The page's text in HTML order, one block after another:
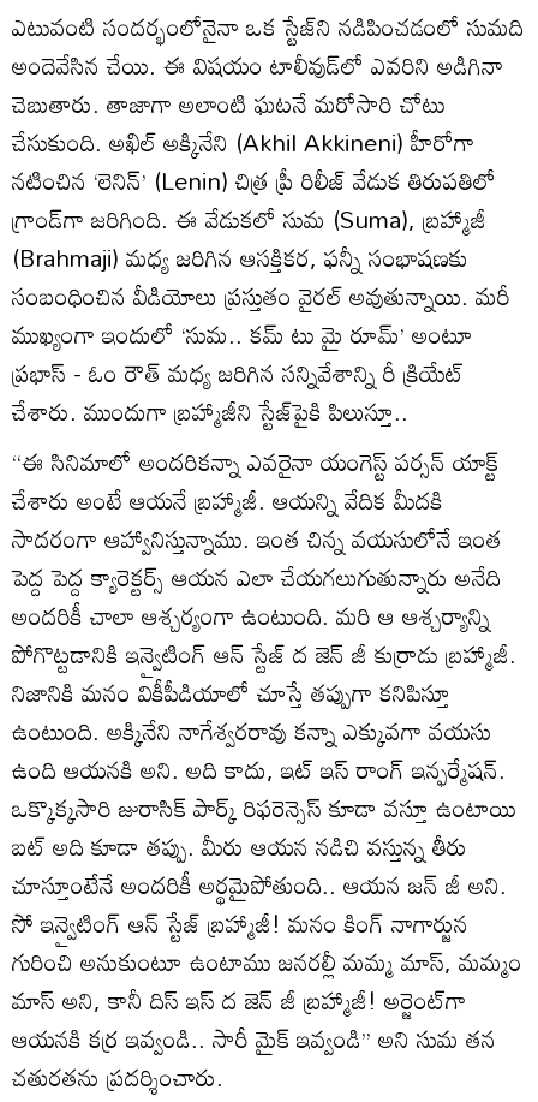
ఎటువంటి సందర్భంలోనైనా ఒక స్టేజ్‌ని నడిపించడంలో సుమది
అందెవేసిన చేయి. ఈ విషయం టాలీవుడ్‌లో ఎవరిని అడిగినా
చెబుతారు. తాజాగా అలాంటి ఘటనే మరోసారి చోటు
చేసుకుంది. అఖిల్ అక్కినేని (Akhil Akkineni) హీరోగా
నటించిన ‘లెనిన్’ (Lenin) చిత్ర ప్రీ రిలీజ్ వేడుక తిరుపతిలో
గ్రాండ్‌గా జరిగింది. ఈ వేడుకలో సుమ (Suma), బ్రహ్మాజీ
(Brahmaji) మధ్య జరిగిన ఆసక్తికర, ఫన్నీ సంభాషణకు
సంబంధించిన వీడియోలు ప్రస్తుతం వైరల్ అవుతున్నాయి. మరీ
ముఖ్యంగా ఇందులో ‘సుమ.. కమ్ టు మై రూమ్’ అంటూ
ప్రభాస్ - ఓం రౌత్ మధ్య జరిగిన సన్నివేశాన్ని రీ క్రియేట్
చేశారు. ముందుగా బ్రహ్మాజీని స్టేజ్‌పైకి పిలుస్తూ..
‘‘ఈ సినిమాలో అందరికన్నా ఎవరైనా యంగెస్ట్ పర్సన్ యాక్ట్
చేశారు అంటే ఆయనే బ్రహ్మాజీ. ఆయన్ని వేదిక మీదకి
సాదరంగా ఆహ్వానిస్తున్నాము. ఇంత చిన్న వయసులోనే ఇంత
పెద్ద పెద్ద క్యారెక్టర్స్ ఆయన ఎలా చేయగలుగుతున్నారు అనేది
అందరికీ చాలా ఆశ్చర్యంగా ఉంటుంది. మరి ఆ ఆశ్చర్యాన్ని
పోగొట్టడానికి ఇన్వైటింగ్ ఆన్ స్టేజ్ ద జెన్ జీ కుర్రాడు బ్రహ్మాజీ.
నిజానికి మనం వికీపీడియాలో చూస్తే తప్పుగా కనిపిస్తూ
ఉంటుంది. అక్కినేని నాగేశ్వరరావు కన్నా ఎక్కువగా వయసు
ఉంది ఆయనకి అని. అది కాదు, ఇట్ ఇస్ రాంగ్ ఇన్ఫర్మేషన్.
ఒక్కొక్కసారి జురాసిక్ పార్క్ రిఫరెన్సెస్ కూడా వస్తూ ఉంటాయి
బట్ అది కూడా తప్పు. మీరు ఆయన నడిచి వస్తున్న తీరు
చూస్తూంటేనే అందరికీ అర్థమైపోతుంది.. ఆయన జన్ జీ అని.
సో ఇన్వైటింగ్ ఆన్ స్టేజ్ బ్రహ్మాజీ! మనం కింగ్ నాగార్జున
గురించి అనుకుంటూ ఉంటాము జనరల్లీ మమ్మ మాస్, మమ్మం
మాస్ అని, కానీ దిస్ ఇస్ ద జెన్ జీ బ్రహ్మాజీ! అర్జెంట్‌గా
ఆయనకి కర్ర ఇవ్వండి.. సారీ మైక్ ఇవ్వండి’’ అని సుమ తన
చతురతను ప్రదర్శించారు.